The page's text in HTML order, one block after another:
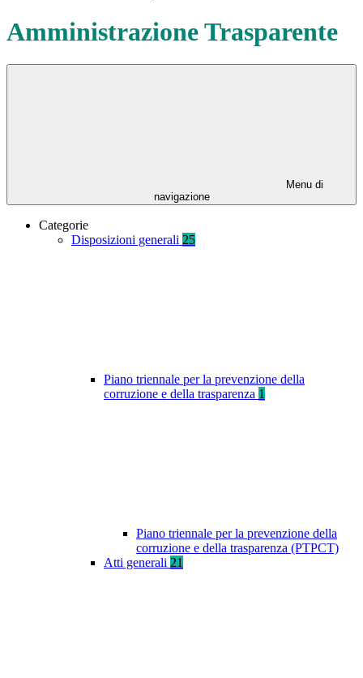
Amministrazione Trasparente
Menu di
navigazione
Categorie
Disposizioni generali 25
Piano triennale per la prevenzione della
corruzione e della trasparenza 1
Piano triennale per la prevenzione della
corruzione e della trasparenza (PTPCT)
Atti generali 21